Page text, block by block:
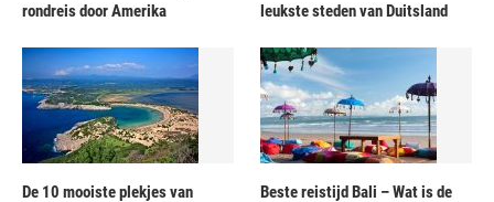
rondreis door Amerika
leukste steden van Duitsland
De 10 mooiste plekjes van
Beste reistijd Bali – Wat is de